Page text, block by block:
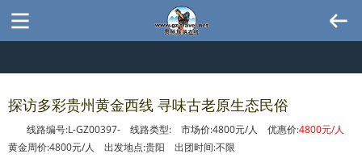
探访多彩贵州黄金西线 寻味古老原生态民俗
线路编号:L-GZ00397- 线路类型: 市场价:4800元/人 优惠价:4800元/人
黄金周价:4800元/人 出发地点:贵阳 出团时间:不限